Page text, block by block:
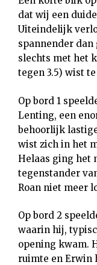
dat wij een
Uiteindelijk
spannender dan
slechts met het
tegen 3.5) wist
Op bord 1
Lenting, een
behoorlijk
wist zich in het
Helaas ging het
tegenstander
Roan niet meer
Op bord 2
waarin hij,
opening kwam.
ruimte en Erwin